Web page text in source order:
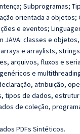
Subprogramas;
orientada a objetos;
e eventos;
JAVA: classes e
e arraylists,
arquivos, fluxos e
e
atribuição,
tipos de dados,
de coleção,
PDFs Sintéticos.